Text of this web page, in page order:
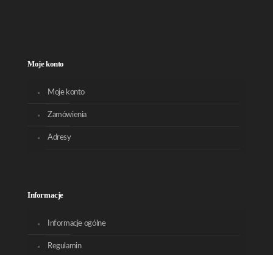
Moje konto
Moje konto
Zamówienia
Adresy
Informacje
Informacje ogólne
Regulamin